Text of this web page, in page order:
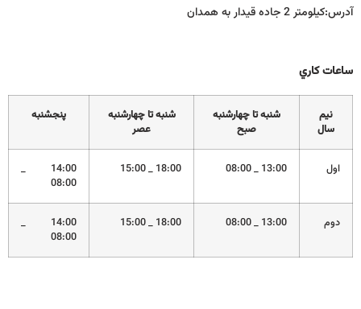
آدرس:کیلومتر 2 جاده قیدار به همدان
ساعات كاري
نيم
سال
شنبه تا چهارشنبه
صبح
شنبه تا چهارشنبه
عصر
پنجشنبه
اول 13:00 _ 08:00
18:00 _ 15:00
14:00 _
08:00
دوم 13:00 _ 08:00
18:00 _ 15:00
14:00 _
08:00